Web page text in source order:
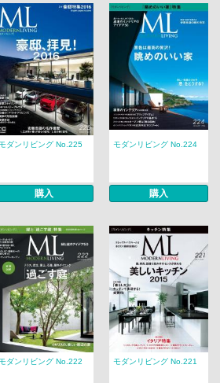
ダンリビング No.225
購入
モダンリビング No.224
購入
ダンリビング No.222 モダンリビング No.221